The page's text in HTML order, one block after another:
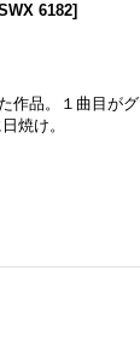
6182]
作品。１曲目がグ
焼け。